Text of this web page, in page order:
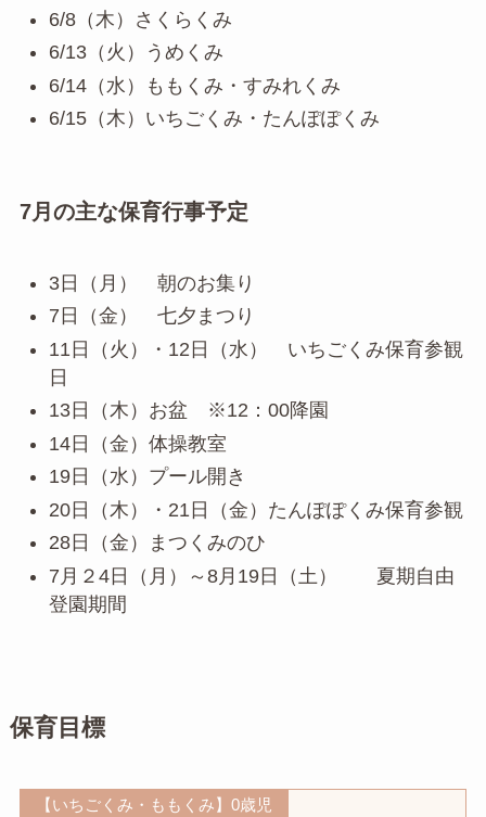
6/8（木）さくらくみ
6/13（火）うめくみ
6/14（水）ももくみ・すみれくみ
6/15（木）いちごくみ・たんぽぽくみ
7月の主な保育行事予定
3日（月） 朝のお集り
7日（金） 七夕まつり
11日（火）・12日（水） いちごくみ保育参観
日
13日（木）お盆 ※12：00降園
14日（金）体操教室
19日（水）プール開き
20日（木）・21日（金）たんぽぽくみ保育参観
28日（金）まつくみのひ
7月２4日（月）～8月19日（土） 夏期自由
登園期間
保育目標
【いちごくみ・ももくみ】0歳児